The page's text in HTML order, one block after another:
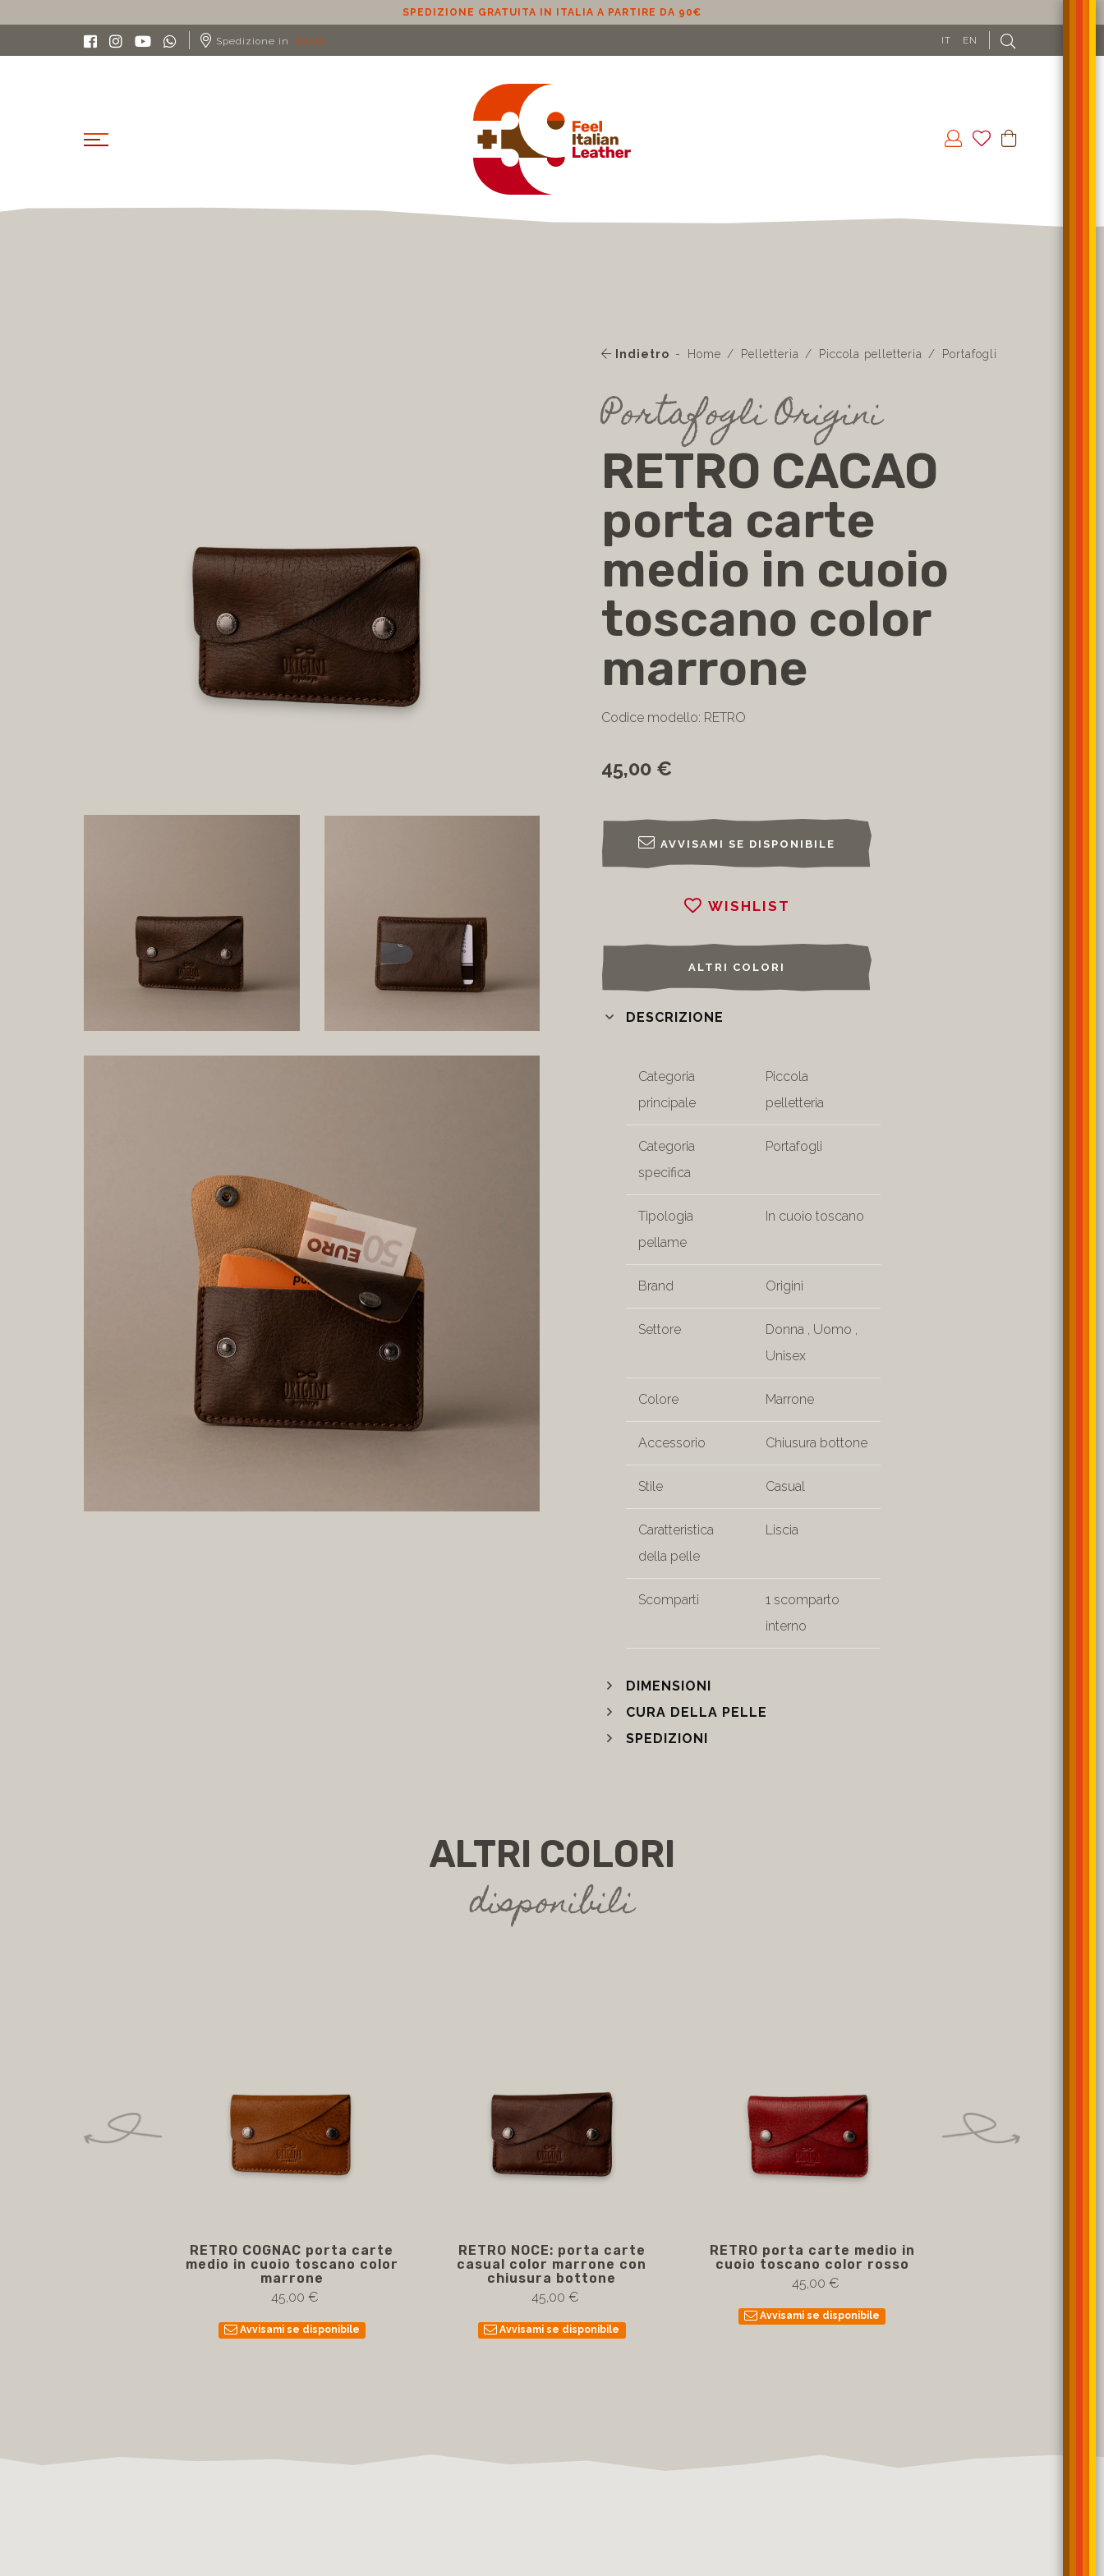
Spedizione in ITALIA IT EN
Indietro Home Pelletteria Piccola pelletteria Portafogli
Portafogli Origini
RETRO CACAO
porta carte
medio in cuoio
toscano color
marrone
Codice modello: RETRO
45,00 €
AVVISAMI SE DISPONIBILE
WISHLIST
ALTRI COLORI
DESCRIZIONE
Categoria
principale
Piccola
pelletteria
Categoria
specifica
Portafogli
Tipologia
pellame
In cuoio toscano
Brand Origini
Settore Donna , Uomo ,
Unisex
Colore Marrone
Accessorio Chiusura bottone
Stile Casual
Caratteristica
della pelle
Liscia
Scomparti
1 scomparto
interno
DIMENSIONI
CURA DELLA PELLE
SPEDIZIONI
ALTRI COLORI
disponibili
RETRO COGNAC porta carte
medio in cuoio toscano color
marrone
45,00 €
Avvisami se disponibile
RETRO NOCE: porta carte
casual color marrone con
chiusura bottone
45,00 €
Avvisami se disponibile
RETRO porta carte medio in
cuoio toscano color rosso
45,00 €
Avvisami se disponibile